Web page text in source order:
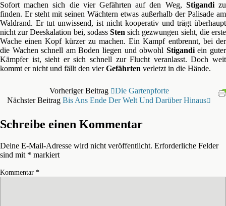
Sofort machen sich die vier Gefährten auf den Weg, Stigandizu
finden. Er steht mit seinen Wächtern etwas außerhalb der Palisade am
Waldrand. Er tut unwissend, ist nicht kooperativ und trägt überhaupt
nicht zur Deeskalation bei, sodass Sten sich gezwungen sieht, die erste
Wache einen Kopf kürzer zu machen. Ein Kampf entbrennt, bei der
die Wachen schnell am Boden liegen und obwohl Stigandiein guter
Kämpfer ist, sieht er sich schnell zur Flucht veranlasst. Doch weit
kommt er nicht und fällt den vierGefährten verletzt in die Hände.
Vorheriger Beitrag
Die Gartenpforte
Nächster Beitrag Bis Ans Ende Der Welt Und Darüber Hinaus
Schreibe einen Kommentar
Deine E-Mail-Adresse wird nicht veröffentlicht. Erforderliche Felder
sind mit * markiert
Kommentar *